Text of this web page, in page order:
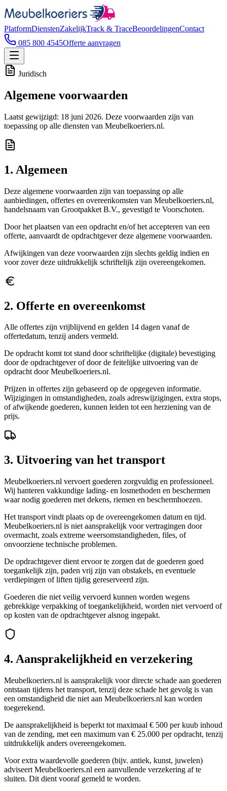
PlatformDienstenZakelijkTrack & TraceBeoordelingenContact
085 800 4545Offerte aanvragen
Juridisch
Algemene voorwaarden
Laatst gewijzigd: 18 juni 2026. Deze voorwaarden zijn van
toepassing op alle diensten van Meubelkoeriers.nl.
1. Algemeen
Deze algemene voorwaarden zijn van toepassing op alle
aanbiedingen, offertes en overeenkomsten van Meubelkoeriers.nl,
handelsnaam van Grootpakket B.V., gevestigd te Voorschoten.
Door het plaatsen van een opdracht en/of het accepteren van een
offerte, aanvaardt de opdrachtgever deze algemene voorwaarden.
Afwijkingen van deze voorwaarden zijn slechts geldig indien en
voor zover deze uitdrukkelijk schriftelijk zijn overeengekomen.
2. Offerte en overeenkomst
Alle offertes zijn vrijblijvend en gelden 14 dagen vanaf de
offertedatum, tenzij anders vermeld.
De opdracht komt tot stand door schriftelijke (digitale) bevestiging
door de opdrachtgever of door de feitelijke uitvoering van de
opdracht door Meubelkoeriers.nl.
Prijzen in offertes zijn gebaseerd op de opgegeven informatie.
Wijzigingen in omstandigheden, zoals adreswijzigingen, extra stops,
of afwijkende goederen, kunnen leiden tot een herziening van de
prijs.
3. Uitvoering van het transport
Meubelkoeriers.nl vervoert goederen zorgvuldig en professioneel.
Wij hanteren vakkundige lading- en losmethoden en beschermen
waar nodig goederen met dekens, riemen en beschermhoezen.
Het transport vindt plaats op de overeengekomen datum en tijd.
Meubelkoeriers.nl is niet aansprakelijk voor vertragingen door
overmacht, zoals extreme weersomstandigheden, files, of
onvoorziene technische problemen.
De opdrachtgever dient ervoor te zorgen dat de goederen goed
toegankelijk zijn, paden vrij zijn van obstakels, en eventuele
verdiepingen of liften tijdig gereserveerd zijn.
Goederen die niet veilig vervoerd kunnen worden wegens
gebrekkige verpakking of toegankelijkheid, worden niet vervoerd of
op kosten van de opdrachtgever alsnog ingepakt.
4. Aansprakelijkheid en verzekering
Meubelkoeriers.nl is aansprakelijk voor directe schade aan goederen
ontstaan tijdens het transport, tenzij deze schade het gevolg is van
een omstandigheid die niet aan Meubelkoeriers.nl kan worden
toegerekend.
De aansprakelijkheid is beperkt tot maximaal € 500 per kuub inhoud
van de zending, met een maximum van € 25.000 per opdracht, tenzij
uitdrukkelijk anders overeengekomen.
Voor extra waardevolle goederen (bijv. antiek, kunst, juwelen)
adviseert Meubelkoeriers.nl een aanvullende verzekering af te
sluiten. Dit dient vooraf gemeld te worden.